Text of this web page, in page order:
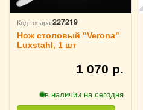
Код товара:227219
Нож столовый "Verona"
Luxstahl, 1 шт
1 070 р.
в наличии на сегодня